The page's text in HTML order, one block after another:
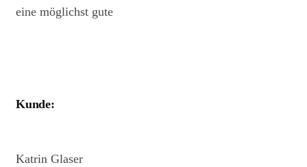
eine möglichst gute
Kunde:
Katrin Glaser